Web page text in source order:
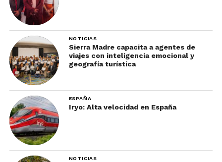
NOTICIAS
Sierra Madre capacita a agentes de
viajes con inteligencia emocional y
geografía turística
ESPAÑA
Iryo: Alta velocidad en España
NOTICIAS